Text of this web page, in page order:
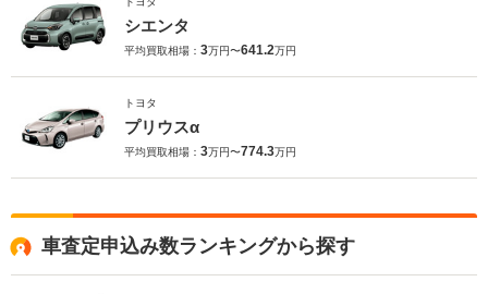
シエンタ
平均買取相場： 3万円〜641.2万円
トヨタ
プリウスα
平均買取相場： 3万円〜774.3万円
車査定申込み数ランキングから探す